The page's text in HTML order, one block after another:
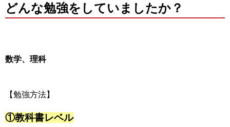
どんな勉強をしていましたか？
数学、理科
【勉強方法】
①教科書レベル